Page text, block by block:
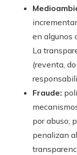
en algunos
La
(reventa,
Fraude:
por abuso;
penalizan